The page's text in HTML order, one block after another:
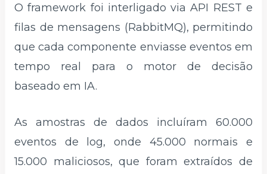
O framework foi interligado via API REST e
filas de mensagens (RabbitMQ), permitindo
que cada componente enviasse eventos em
tempo real para o motor de decisão
baseado em IA.
As amostras de dados incluíram 60.000
eventos de log, onde 45.000 normais e
15.000 maliciosos, que foram extraídos de